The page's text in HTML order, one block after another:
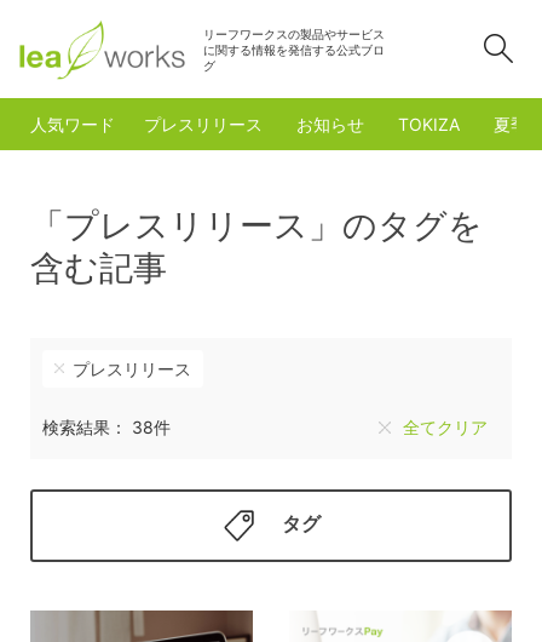
リーフワークスの製品やサービス
に関する情報を発信する公式ブロ
グ
人気ワード プレスリリース お知らせ TOKIZA 夏季
「プレスリリース」のタグを
含む記事
プレスリリース
検索結果： 38件 全てクリア
タグ